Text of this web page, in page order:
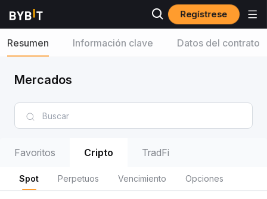
Regístrese
Resumen Información clave Datos del contrato
Mercados
Favoritos Cripto TradFi
Spot Perpetuos Vencimiento Opciones